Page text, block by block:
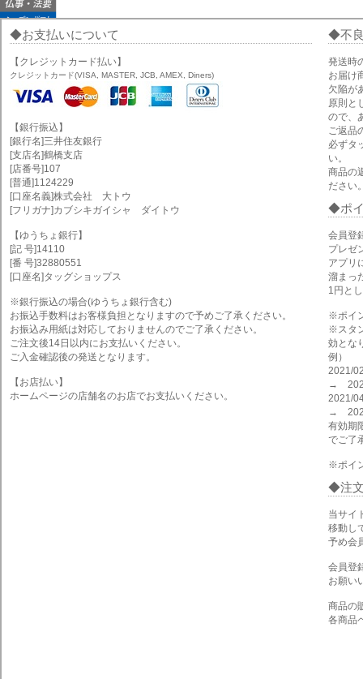
お支払いについて
【クレジットカード払い】
クレジットカード(VISA, MASTER, JCB, AMEX, Diners)
【銀行振込】
[銀行名]三井住友銀行
[支店名]鶴橋支店
[店番号]107
[普通]1124229
[口座名義]株式会社 大トウ
[フリガナ]カブシキガイシャ ダイトウ
【ゆうちょ銀行】
[記 号]14110
[番 号]32880551
[口座名]タッグショップス
※銀行振込の場合(ゆうちょ銀行含む)
お振込手数料はお客様負担となりますので予めご了承ください。
お振込み用紙は対応しておりませんのでご了承ください。
ご注文後14日以内にお支払いください。
ご入金確認後の発送となります。
【お店払い】
ホームページの店舗名のお店でお支払いください。
不
発送時
お届け
欠陥が
原則と
ので、
ご返品
必ずタ
い。
商品の
ださい
ポ
会員登
プレゼ
アプリ
溜まっ
1円と
※ポイ
※スタ
効とな
例）
2021/
→
2021/
→
有効期
でご了
※ポイ
注
当サイ
移動し
予め会
会員登
お願い
商品の
各商品